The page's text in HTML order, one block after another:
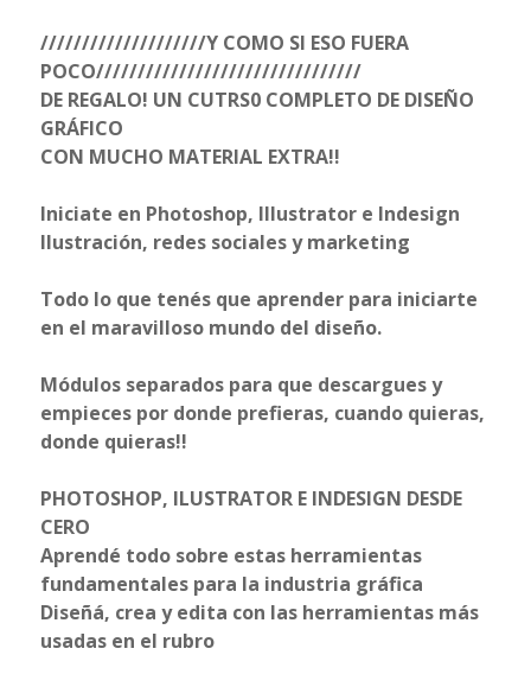
////////////////////Y COMO SI ESO FUERA
POCO////////////////////////////////
DE REGALO! UN CUTRS0 COMPLETO DE DISEÑO
GRÁFICO
CON MUCHO MATERIAL EXTRA!!
Iniciate en Photoshop, Illustrator e Indesign
Ilustración, redes sociales y marketing
Todo lo que tenés que aprender para iniciarte
en el maravilloso mundo del diseño.
Módulos separados para que descargues y
empieces por donde prefieras, cuando quieras,
donde quieras!!
PHOTOSHOP, ILUSTRATOR E INDESIGN DESDE
CERO
Aprendé todo sobre estas herramientas
fundamentales para la industria gráfica
Diseñá, crea y edita con las herramientas más
usadas en el rubro